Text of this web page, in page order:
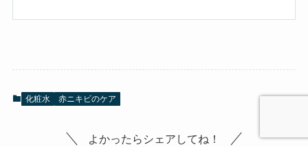
化粧水 赤ニキビのケア
よかったらシェアしてね！